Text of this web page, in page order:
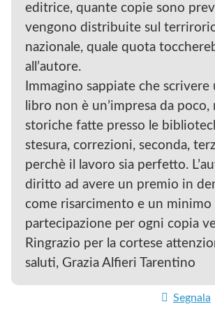
editrice, quante copie sono
vengono distribuite sul
nazionale, quale quota
all’autore.
Immagino sappiate che scrivere
libro non è un’impresa da poco,
storiche fatte presso le
stesura, correzioni, seconda,
perchè il lavoro sia perfetto.
diritto ad avere un premio in
come risarcimento e un minimo
partecipazione per ogni copia
Ringrazio per la cortese
saluti, Grazia Alfieri Tarentino
Segnala